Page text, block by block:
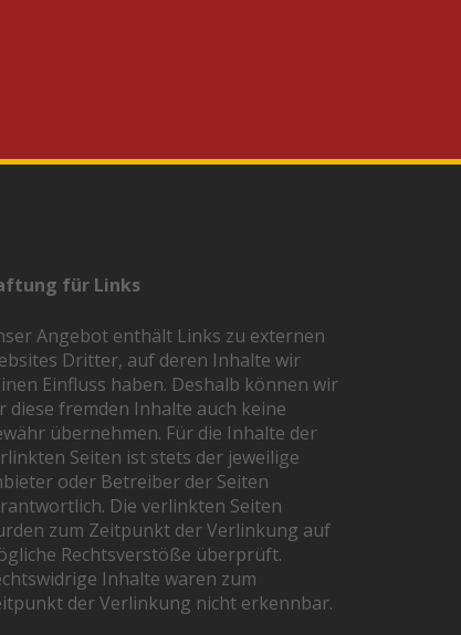
für Links
Angebot enthält Links zu externen
Dritter, auf deren Inhalte wir
Einfluss haben. Deshalb können wir
diese fremden Inhalte auch keine
übernehmen. Für die Inhalte der
Seiten ist stets der jeweilige
oder Betreiber der Seiten
Die verlinkten Seiten
zum Zeitpunkt der Verlinkung auf
Rechtsverstöße überprüft.
Inhalte waren zum
der Verlinkung nicht erkennbar.